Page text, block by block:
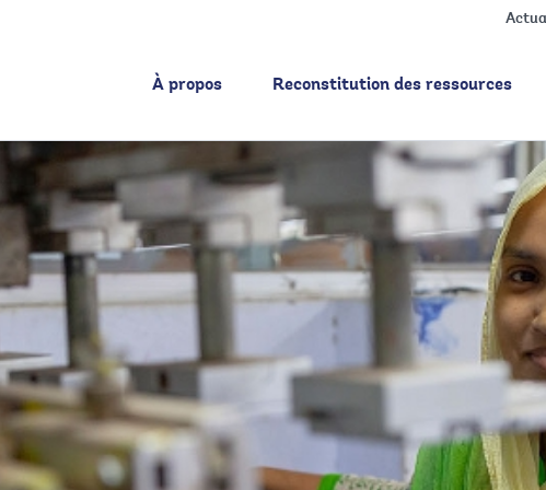
À propos Reconstitution des ressources